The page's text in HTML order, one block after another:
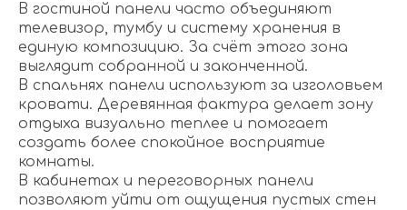
В гостиной панели часто объединяют
телевизор, тумбу и систему хранения в
единую композицию. За счёт этого зона
выглядит собранной и законченной.
В спальнях панели используют за изголовьем
кровати. Деревянная фактура делает зону
отдыха визуально теплее и помогает
создать более спокойное восприятие
комнаты.
В кабинетах и переговорных панели
позволяют уйти от ощущения пустых стен